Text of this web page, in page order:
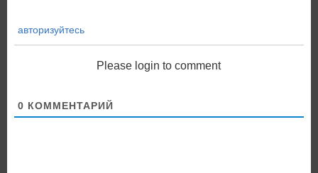
авторизуйтесь
Please login to comment
0 КОММЕНТАРИЙ